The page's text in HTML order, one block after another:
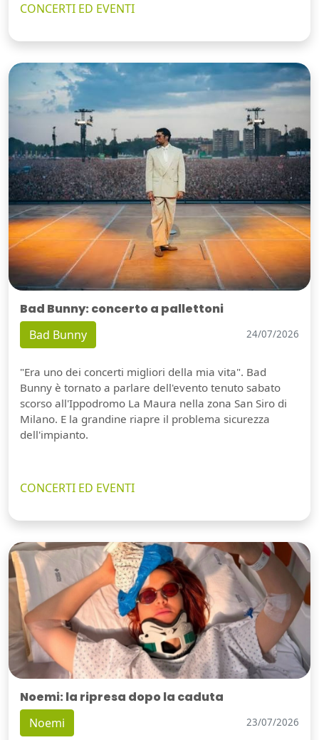
CONCERTI ED EVENTI
Bad Bunny: concerto a pallettoni
Bad Bunny 24/07/2026
"Era uno dei concerti migliori della mia vita". Bad
Bunny è tornato a parlare dell'evento tenuto sabato
scorso all'Ippodromo La Maura nella zona San Siro di
Milano. E la grandine riapre il problema sicurezza
dell'impianto.
CONCERTI ED EVENTI
Noemi: la ripresa dopo la caduta
Noemi 23/07/2026